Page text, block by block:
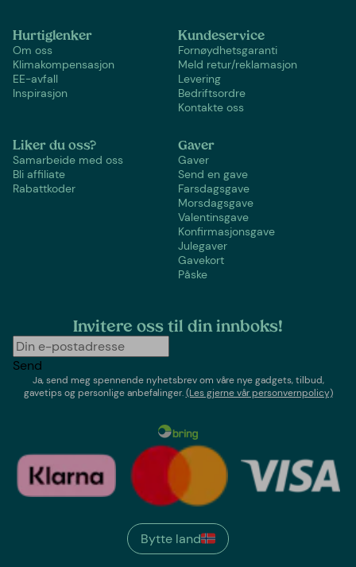
Hurtiglenker
Om oss
Klimakompensasjon
EE-avfall
Inspirasjon
Kundeservice
Fornøydhetsgaranti
Meld retur/reklamasjon
Levering
Bedriftsordre
Kontakte oss
Liker du oss?
Samarbeide med oss
Bli affiliate
Rabattkoder
Gaver
Gaver
Send en gave
Farsdagsgave
Morsdagsgave
Valentinsgave
Konfirmasjonsgave
Julegaver
Gavekort
Påske
Invitere oss til din innboks!
Send
Ja, send meg spennende nyhetsbrev om våre nye gadgets, tilbud,
gavetips og personlige anbefalinger.(Les gjerne vår personvernpolicy)
Bytte land